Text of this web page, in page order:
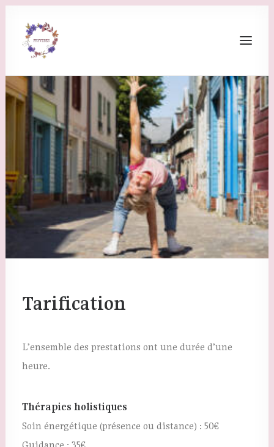
fryvibes@gmail.com
Tarification
L’ensemble des prestations ont une durée d’une
heure.
Thérapies holistiques
Soin énergétique (présence ou distance) : 50€